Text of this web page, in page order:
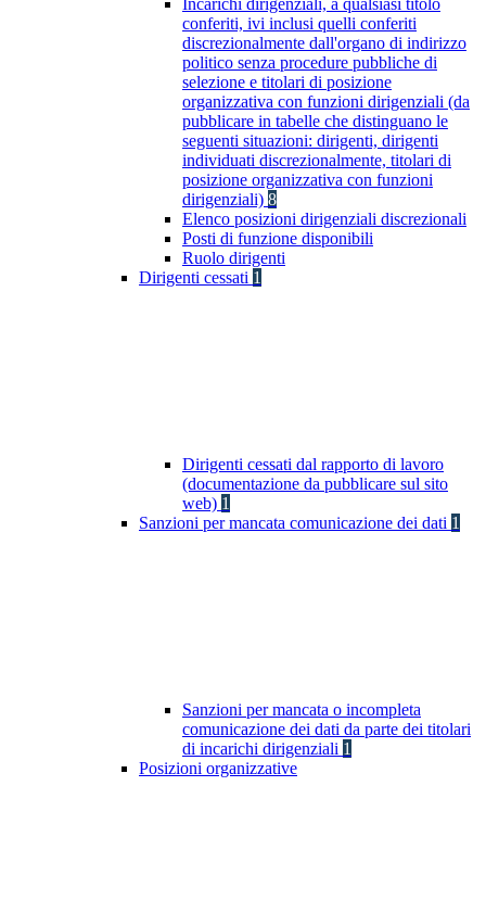
Incarichi dirigenziali, a qualsiasi titolo
conferiti, ivi inclusi quelli conferiti
discrezionalmente dall'organo di indirizzo
politico senza procedure pubbliche di
selezione e titolari di posizione
organizzativa con funzioni dirigenziali (da
pubblicare in tabelle che distinguano le
seguenti situazioni: dirigenti, dirigenti
individuati discrezionalmente, titolari di
posizione organizzativa con funzioni
dirigenziali) 8
Elenco posizioni dirigenziali discrezionali
Posti di funzione disponibili
Ruolo dirigenti
Dirigenti cessati 1
Dirigenti cessati dal rapporto di lavoro
(documentazione da pubblicare sul sito
web) 1
Sanzioni per mancata comunicazione dei dati 1
Sanzioni per mancata o incompleta
comunicazione dei dati da parte dei titolari
di incarichi dirigenziali 1
Posizioni organizzative